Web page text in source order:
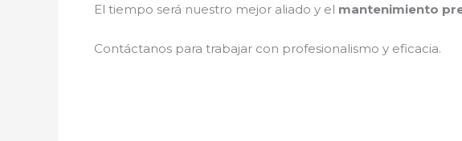
El tiempo será nuestro mejor aliado y el mantenimiento
Contáctanos para trabajar con profesionalismo y eficacia.